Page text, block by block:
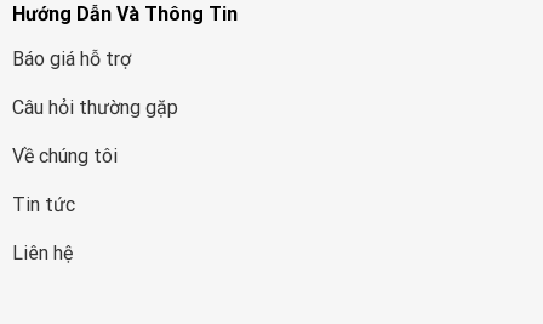
Hướng Dẫn Và Thông Tin
Báo giá hỗ trợ
Câu hỏi thường gặp
Về chúng tôi
Tin tức
Liên hệ